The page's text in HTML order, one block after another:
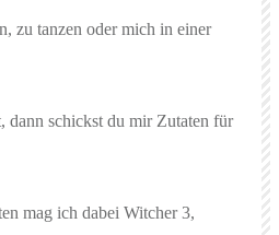
zu tanzen oder mich in einer
dann schickst du mir Zutaten für
mag ich dabei Witcher 3,